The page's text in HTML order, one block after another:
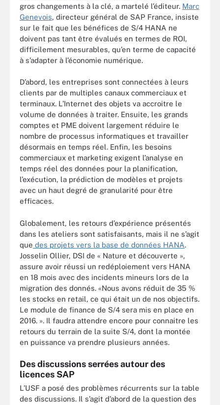
gros changements à la clé, a martelé l’éditeur. Marc
Genevois, directeur général de SAP France, insiste
sur le fait que les bénéfices de S/4 HANA ne
doivent pas tant être évalués en termes de ROI,
difficilement mesurables, qu’en terme de capacité
à s’adapter à l’économie numérique.
D’abord, les entreprises sont connectées à leurs
clients par de multiples canaux commerciaux et
terminaux. L’Internet des objets va accroitre le
volume de données à traiter. Ensuite, les grands
comptes et PME doivent largement réduire le
nombre de processus informatiques et travailler
désormais en temps réel. Enfin, les besoins
commerciaux et marketing exigent l’analyse en
temps réel des données pour la planification,
l’exécution, la prédiction de modèles et projets
avec un haut degré de granularité pour être
efficaces.
Globalement, les retours d’expérience présentés
dans les ateliers sont satisfaisants, mais il ne s’agit
que des projets vers la base de données HANA.
Josselin Ollier, DSI de « Nature et découverte »,
assure avoir réussi un redéploiement vers HANA
en 18 mois avec des incidents mineurs lors de la
migration des donnés. «Nous avons réduit de 35 %
les stocks en retail, ce qui était un de nos objectifs.
Le module de finance de S/4 sera mis en place en
2016. ». Il faudra attendre encore pour connaitre les
retours du terrain de la suite S/4, dont la montée
en puissance va prendre plusieurs années.
Des discussions serrées autour des
licences SAP
L’USF a posé des problèmes récurrents sur la table
des discussions. Il s’agit d’abord de la question des